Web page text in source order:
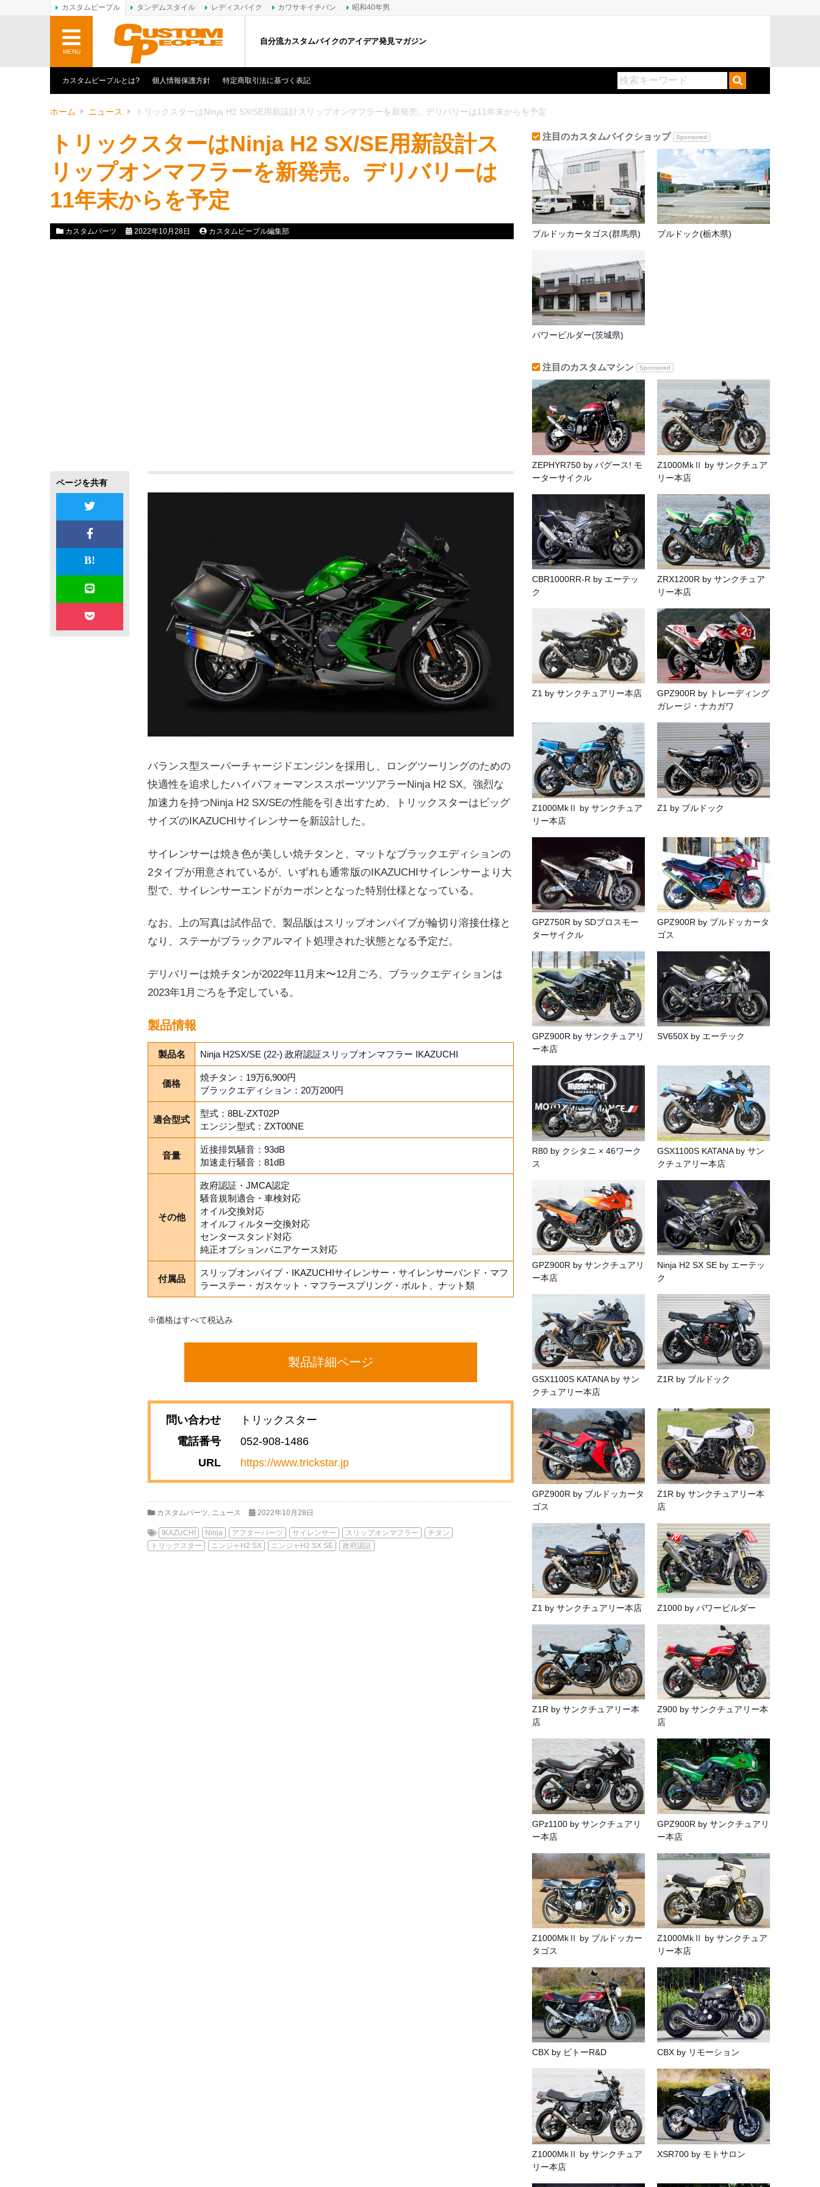
カスタムピープルとは? 個人情報保護方針 特定商取引法に基づく表記
ホーム ニュース トリックスターはNinja H2 SX/SE用新設計スリップオンマフラーを新発売。デリバリーは11年末からを予定
トリックスターはNinja H2 SX/SE用新設計ス
リップオンマフラーを新発売。デリバリーは
11年末からを予定
カスタムパーツ 2022年10月28日 カスタムピープル編集部
ページを共有
バランス型スーパーチャージドエンジンを採用し、ロングツーリングのための
快適性を追求したハイパフォーマンススポーツツアラーNinja H2 SX。強烈な
加速力を持つNinja H2 SX/SEの性能を引き出すため、トリックスターはビッグ
サイズのIKAZUCHIサイレンサーを新設計した。
サイレンサーは焼き色が美しい焼チタンと、マットなブラックエディションの
2タイプが用意されているが、いずれも通常版のIKAZUCHIサイレンサーより大
型で、サイレンサーエンドがカーボンとなった特別仕様となっている。
なお、上の写真は試作品で、製品版はスリップオンパイプが輪切り溶接仕様と
なり、ステーがブラックアルマイト処理された状態となる予定だ。
デリバリーは焼チタンが2022年11月末〜12月ごろ、ブラックエディションは
2023年1月ごろを予定している。
製品情報
製品名 Ninja H2SX/SE (22-) 政府認証スリップオンマフラー IKAZUCHI
価格
焼チタン：19万6,900円
ブラックエディション：20万200円
適合型式
型式：8BL-ZXT02P
エンジン型式：ZXT00NE
音量
近接排気騒音：93dB
加速走行騒音：81dB
その他
政府認証・JMCA認定
騒音規制適合・車検対応
オイル交換対応
オイルフィルター交換対応
センタースタンド対応
純正オプションパニアケース対応
付属品
スリップオンパイプ・IKAZUCHIサイレンサー・サイレンサーバンド・マフ
ラーステー・ガスケット・マフラースプリング・ボルト、ナット類
※価格はすべて税込み
製品詳細ページ
問い合わせ
トリックスター
電話番号
052-908-1486
URL
https://www.trickstar.jp
カスタムパーツ, ニュース 2022年10月28日
IKAZUCHI Ninja アフターパーツ サイレンサー スリップオンマフラー
チタン
トリックスター
ニンジャH2 SX ニンジャH2 SX SE 政府認証
注目のカスタムバイクショップ Sponsored
ブルドッカータゴス(群馬県) ブルドック(栃木県)
パワービルダー(茨城県)
注目のカスタムマシン Sponsored
ZEPHYR750 by バグース! モ
ーターサイクル
Z1000MkⅡ by サンクチュア
リー本店
CBR1000RR-R by エーテッ
ク
ZRX1200R by サンクチュア
リー本店
Z1 by サンクチュアリー本店
GPZ900R by トレーディング
ガレージ・ナカガワ
Z1000MkⅡ by サンクチュア
リー本店
Z1 by ブルドック
GPZ750R by SDブロスモー
ターサイクル
GPZ900R by ブルドッカータ
ゴス
GPZ900R by サンクチュアリ
ー本店
SV650X by エーテック
R80 by クシタニ × 46ワーク
ス
GSX1100S KATANA by サン
クチュアリー本店
GPZ900R by サンクチュアリ
ー本店
Ninja H2 SX SE by エーテッ
ク
GSX1100S KATANA by サン
クチュアリー本店
Z1R by ブルドック
GPZ900R by ブルドッカータ
ゴス
Z1R by サンクチュアリー本
店
Z1 by サンクチュアリー本店 Z1000 by パワービルダー
Z1R by サンクチュアリー本
店
Z900 by サンクチュアリー本
店
GPz1100 by サンクチュアリ
ー本店
GPZ900R by サンクチュアリ
ー本店
Z1000MkⅡ by ブルドッカー
タゴス
Z1000MkⅡ by サンクチュア
リー本店
CBX by ビトーR&D CBX by リモーション
Z1000MkⅡ by サンクチュア
リー本店
XSR700 by モトサロン
カスタムピープル タンデムスタイル レディスバイク カワサキイチバン 昭和40年男
MENU
自分流カスタムバイクのアイデア発見マガジン